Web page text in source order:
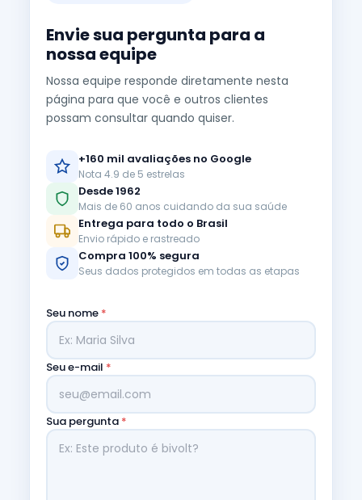
Envie sua pergunta para a
nossa equipe
Nossa equipe responde diretamente nesta
página para que você e outros clientes
possam consultar quando quiser.
+160 mil avaliações no Google
Nota 4.9 de 5 estrelas
Desde 1962
Mais de 60 anos cuidando da sua saúde
Entrega para todo o Brasil
Envio rápido e rastreado
Compra 100% segura
Seus dados protegidos em todas as etapas
Seu nome *
Seu e-mail *
Sua pergunta *